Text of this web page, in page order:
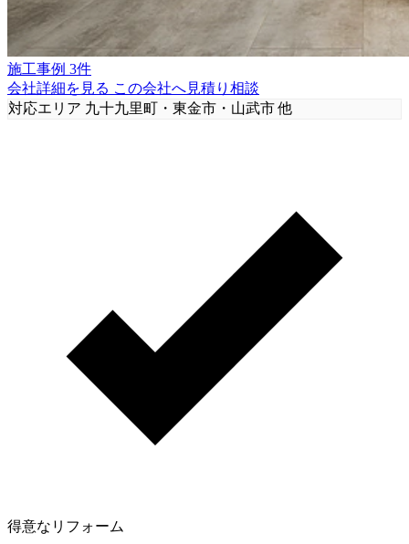
施工事例 3件
会社詳細を見る この会社へ見積り相談
対応エリア 九十九里町・東金市・山武市 他
得意なリフォーム